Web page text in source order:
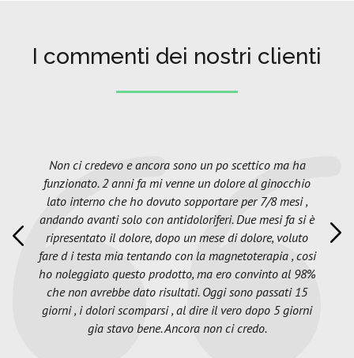
I commenti dei nostri clienti
Non ci credevo e ancora sono un po scettico ma ha
funzionato. 2 anni fa mi venne un dolore al ginocchio
lato interno che ho dovuto sopportare per 7/8 mesi ,
andando avanti solo con antidoloriferi. Due mesi fa si è
ripresentato il dolore, dopo un mese di dolore, voluto
fare d i testa mia tentando con la magnetoterapia , cosi
ho noleggiato questo prodotto, ma ero convinto al 98%
che non avrebbe dato risultati. Oggi sono passati 15
giorni , i dolori scomparsi , al dire il vero dopo 5 giorni
gia stavo bene. Ancora non ci credo.